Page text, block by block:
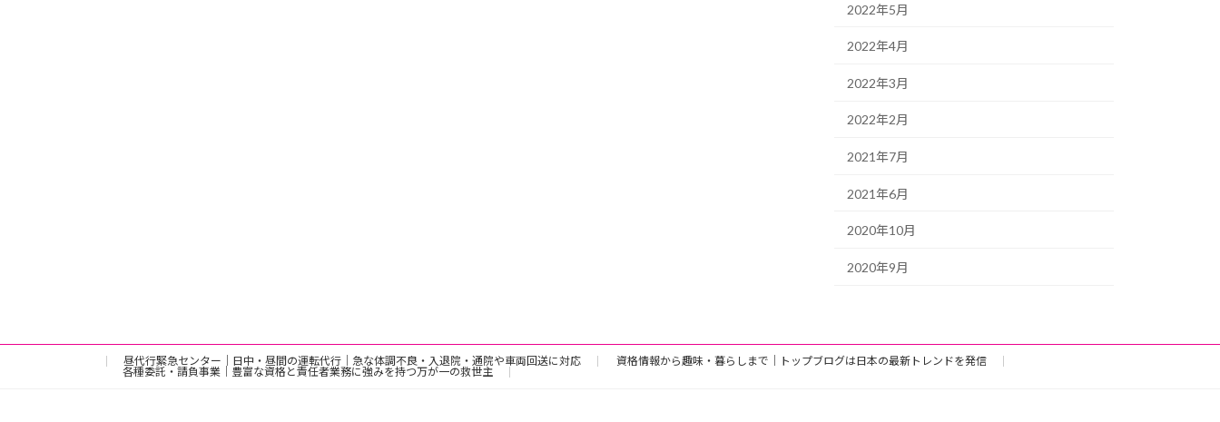
2022年5月
2022年4月
2022年3月
2022年2月
2021年7月
2021年6月
2020年10月
2020年9月
昼代行緊急センター｜日中・昼間の運転代行｜急な体調不良・入退院・通院や車両回送に対応
資格情報から趣味・暮らしまで｜トップブログは日本の最新トレンドを発信
各種委託・請負事業｜豊富な資格と責任者業務に強みを持つ万が一の救世主